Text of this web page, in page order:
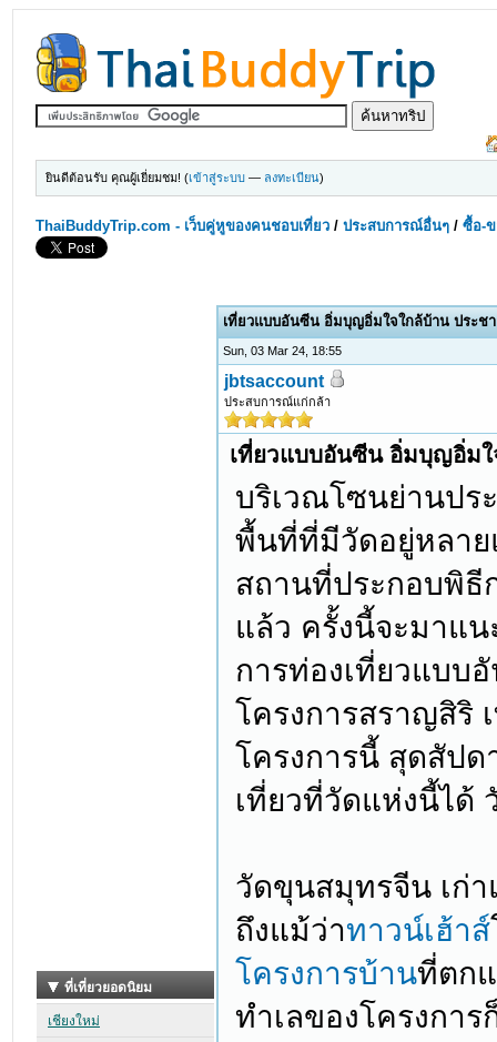
ยินดีต้อนรับ คุณผู้เยี่ยมชม! (เข้าสู่ระบบ — ลงทะเบียน)
ThaiBuddyTrip.com - เว็บคู่หูของคนชอบเที่ยว /ประสบการณ์อื่นๆ /ซื้อ-ข
เที่ยวแบบอันซีน อิ่มบุญอิ่มใจใกล้บ้าน ประช
Sun, 03 Mar 24, 18:55
jbtsaccount
ประสบการณ์แก่กล้า
เที่ยวแบบอันซีน อิ่มบุญอิ่ม
บริเวณโซนย่านปร
พื้นที่ที่มีวัดอยู่หลาย
สถานที่ประกอบพิธี
แล้ว ครั้งนี้จะมาแ
การท่องเที่ยวแบบ
โครงการสราญสิริ
โครงการนี้ สุดสัปด
เที่ยวที่วัดแห่งนี้ได้
วัดขุนสมุทรจีน เก่า
ถึงแม้ว่าทาวน์เฮ้าส์
โครงการบ้านที่ตก
ทำเลของโครงกา